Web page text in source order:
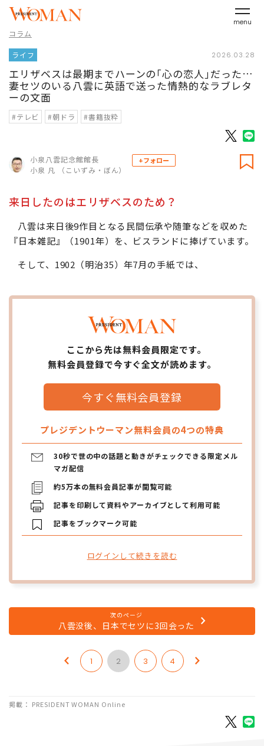
menu
コラム
ライフ 2026.03.28
エリザベスは最期までハーンの｢心の恋人｣だった…
妻セツのいる八雲に英語で送った情熱的なラブレタ
ーの文面
#テレビ #朝ドラ #書籍抜粋
小泉八雲記念館館長
小泉 凡 （こいずみ・ぼん）
+フォロー
来日したのはエリザベスのため？
八雲は来日後9作目となる民間伝承や随筆などを収めた
『日本雑記』（1901年）を、ビスランドに捧げています。
そして、1902（明治35）年7月の手紙では、
ここから先は無料会員限定です。
無料会員登録で今すぐ全文が読めます。
今すぐ無料会員登録
プレジデントウーマン無料会員の4つの特典
30秒で世の中の話題と動きがチェックできる限定メル
マガ配信
約5万本の無料会員記事が閲覧可能
記事を印刷して資料やアーカイブとして利用可能
記事をブックマーク可能
ログインして続きを読む
次のページ
八雲没後、日本でセツに3回会った
1 2 3 4
掲載： PRESIDENT WOMAN Online